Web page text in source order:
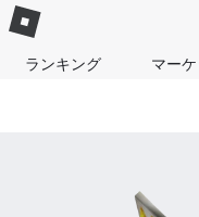
ランキング マー